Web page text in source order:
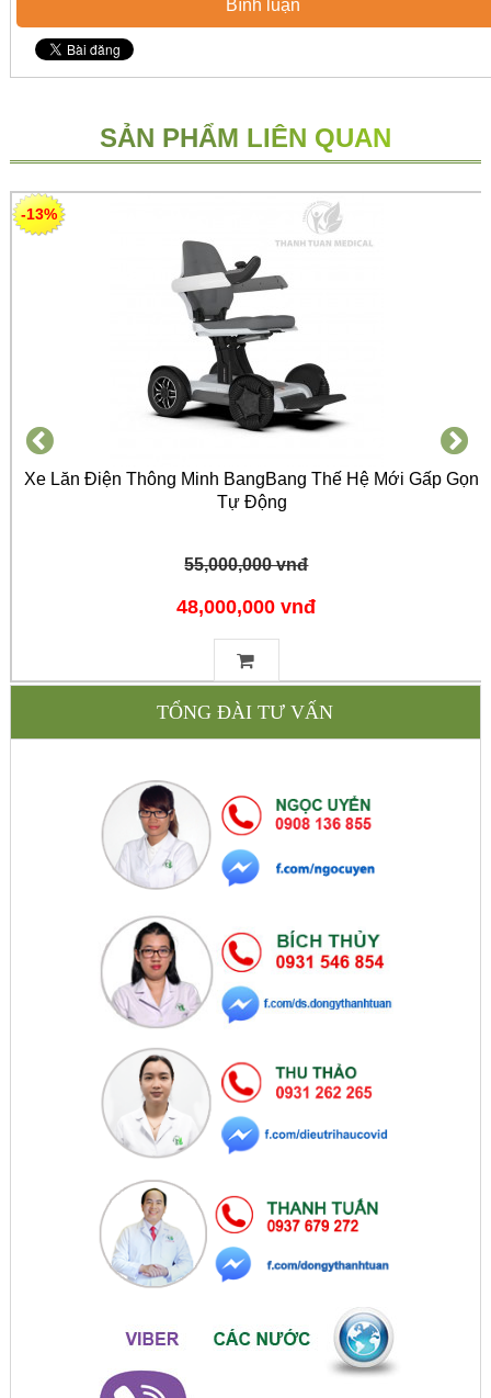
Bình luận
SẢN PHẨM LIÊN QUAN
Xe Lăn Điện Thông Minh BangBang Thế Hệ Mới Gấp Gọn
Tự Động
55,000,000 vnđ
48,000,000 vnđ
-13%
TỔNG ĐÀI TƯ VẤN